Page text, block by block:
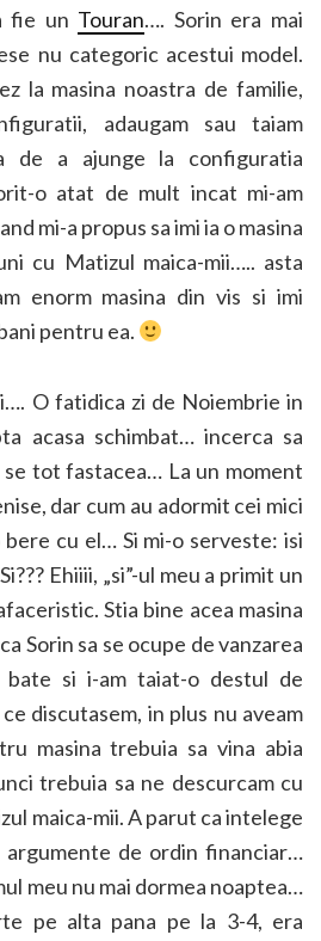
fie un Touran…. Sorin era mai
nu categoric acestui model.
la masina noastra de familie,
adaugam sau taiam
de a ajunge la configuratia
o atat de mult incat mi-am
mi-a propus sa imi ia o masina
cu Matizul maica-mii….. asta
enorm masina din vis si imi
pentru ea.
O fatidica zi de Noiembrie in
acasa schimbat… incerca sa
se tot fastacea… La un moment
dar cum au adormit cei mici
cu el… Si mi-o serveste: isi
Ehiiii, „si”-ul meu a primit un
Stia bine acea masina
Sorin sa se ocupe de vanzarea
si i-am taiat-o destul de
discutasem, in plus nu aveam
masina trebuia sa vina abia
trebuia sa ne descurcam cu
maica-mii. A parut ca intelege
argumente de ordin financiar…
meu nu mai dormea noaptea…
pe alta pana pe la 3-4, era